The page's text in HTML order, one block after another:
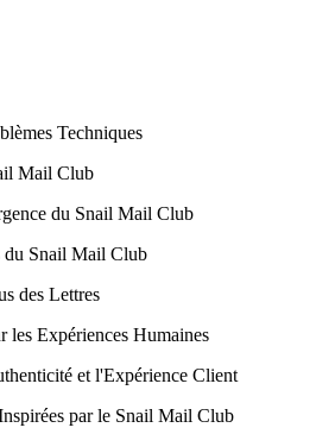
Techniques
Mail Club
du Snail Mail Club
du Snail Mail Club
des Lettres
les Expériences Humaines
et l'Expérience Client
par le Snail Mail Club